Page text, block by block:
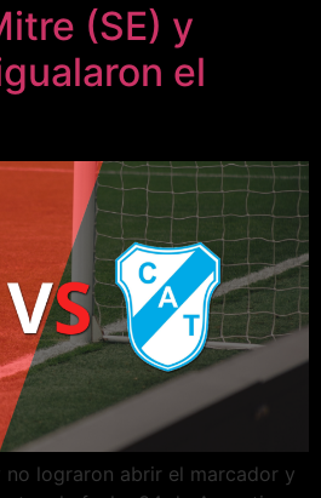
(SE) y
el
no lograron abrir el marcador y